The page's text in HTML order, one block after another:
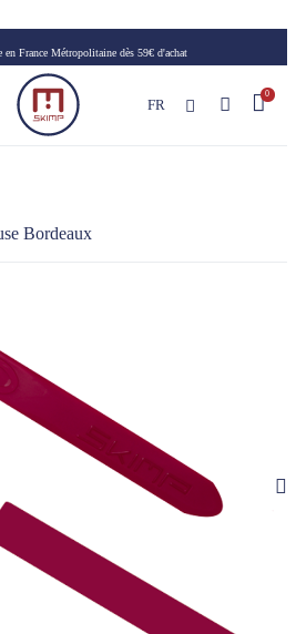
France Métropolitaine dès 59€ d'achat
FR
Bordeaux